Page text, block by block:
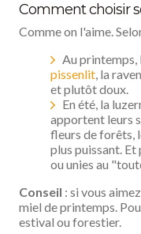
Comment choisir
Comme on l'aime.
Au printemps,
pissenlit, la
et plutôt doux.
En été, la
apportent leurs
fleurs de forêts,
plus puissant.
ou unies au
Conseil : si vous
miel de printemps.
estival ou forestier.